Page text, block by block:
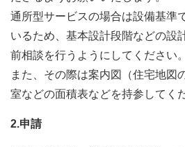
通所型サービスの場合は設備基準
いるため、基本設計段階などの設
前相談を行うようにしてください。
また、その際は案内図（住宅地図
室などの面積表などを持参してく
2.申請